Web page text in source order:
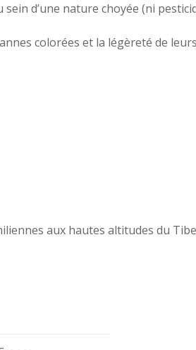
d’une nature choyée (ni
colorées et la légèreté de
aux hautes altitudes du